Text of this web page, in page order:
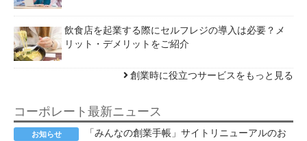
飲食店を起業する際にセルフレジの導入は必要？メ
リット・デメリットをご紹介
創業時に役立つサービスをもっと見る
コーポレート最新ニュース
「みんなの創業手帳」サイトリニューアルのお